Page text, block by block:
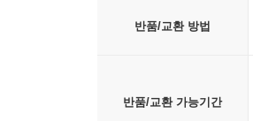
반품/교환 방법
반품/교환 가능기간